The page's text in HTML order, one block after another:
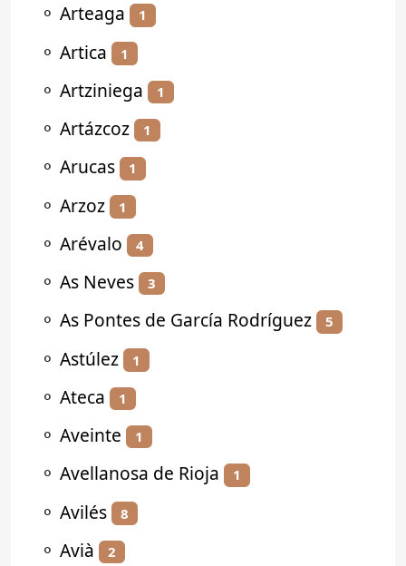
⚬ Arteaga 1
⚬ Artica 1
⚬ Artziniega 1
⚬ Artázcoz 1
⚬ Arucas 1
⚬ Arzoz 1
⚬ Arévalo 4
⚬ As Neves 3
⚬ As Pontes de García Rodríguez 5
⚬ Astúlez 1
⚬ Ateca 1
⚬ Aveinte 1
⚬ Avellanosa de Rioja 1
⚬ Avilés 8
⚬ Avià 2